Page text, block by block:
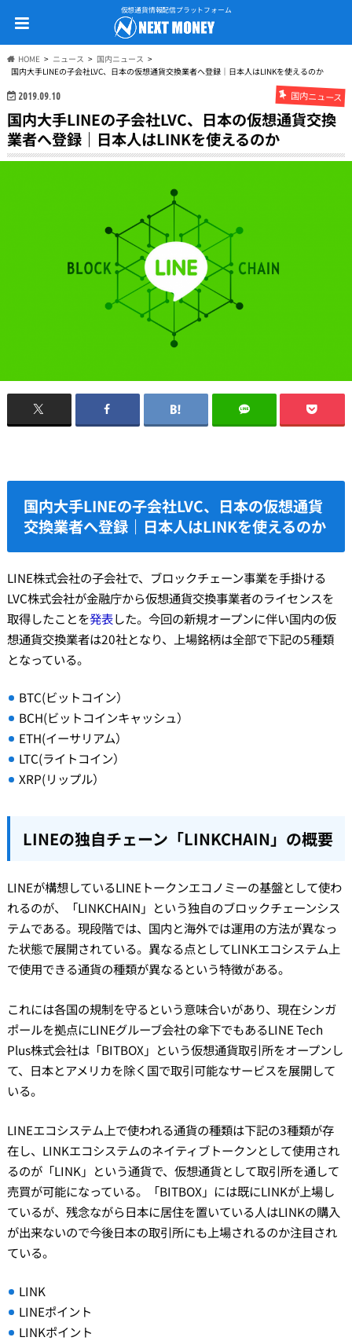
仮想通貨情報配信プラットフォーム
HOME ニュース
国内ニュース
国内大手LINEの子会社LVC、日本の仮想通貨交換業者へ登録｜日本人はLINKを使えるのか
2019.09.10 国内ニュース
国内大手LINEの子会社LVC、日本の仮想通貨交換
業者へ登録｜日本人はLINKを使えるのか
国内大手LINEの子会社LVC、日本の仮想通貨
交換業者へ登録｜日本人はLINKを使えるのか
LINE株式会社の子会社で、ブロックチェーン事業を手掛ける
LVC株式会社が金融庁から仮想通貨交換事業者のライセンスを
取得したことを発表した。今回の新規オープンに伴い国内の仮
想通貨交換業者は20社となり、上場銘柄は全部で下記の5種類
となっている。
BTC(ビットコイン）
BCH(ビットコインキャッシュ）
ETH(イーサリアム）
LTC(ライトコイン）
XRP(リップル）
LINEの独自チェーン「LINKCHAIN」の概要
LINEが構想しているLINEトークンエコノミーの基盤として使わ
れるのが、「LINKCHAIN」という独自のブロックチェーンシス
テムである。現段階では、国内と海外では運用の方法が異なっ
た状態で展開されている。異なる点としてLINKエコシステム上
で使用できる通貨の種類が異なるという特徴がある。
これには各国の規制を守るという意味合いがあり、現在シンガ
ポールを拠点にLINEグルーブ会社の傘下でもあるLINE Tech
Plus株式会社は「BITBOX」という仮想通貨取引所をオープンし
て、日本とアメリカを除く国で取引可能なサービスを展開して
いる。
LINEエコシステム上で使われる通貨の種類は下記の3種類が存
在し、LINKエコシステムのネイティブトークンとして使用され
るのが「LINK」という通貨で、仮想通貨として取引所を通して
売買が可能になっている。「BITBOX」には既にLINKが上場し
ているが、残念ながら日本に居住を置いている人はLINKの購入
が出来ないので今後日本の取引所にも上場されるのか注目され
ている。
LINK
LINEポイント
LINKポイント